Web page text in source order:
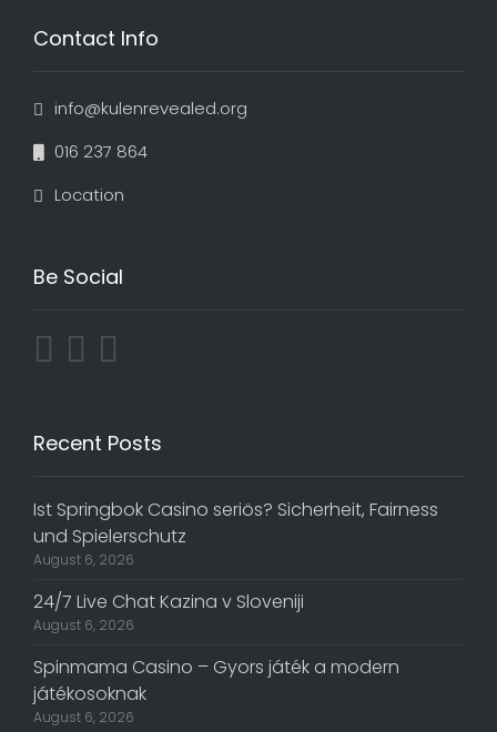
Contact Info
info@kulenrevealed.org
016 237 864
Location
Be Social
Recent Posts
Ist Springbok Casino seriös? Sicherheit, Fairness
und Spielerschutz
August 6, 2026
24/7 Live Chat Kazina v Sloveniji
August 6, 2026
Spinmama Casino – Gyors játék a modern
játékosoknak
August 6, 2026